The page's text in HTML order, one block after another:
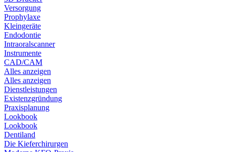
Versorgung
Prophylaxe
Kleingeräte
Endodontie
Intraoralscanner
Instrumente
CAD/CAM
Alles anzeigen
Alles anzeigen
Dienstleistungen
Existenzgründung
Praxisplanung
Lookbook
Lookbook
Dentiland
Die Kieferchirurgen